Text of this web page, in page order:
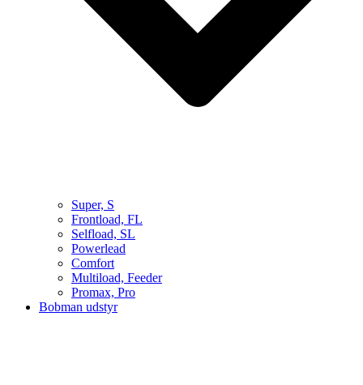
Super, S
Frontload, FL
Selfload, SL
Powerlead
Comfort
Multiload, Feeder
Promax, Pro
Bobman udstyr